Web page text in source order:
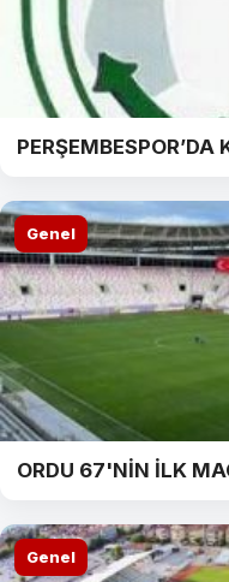
PERŞEMBESPOR’DA
Genel
ORDU 67'NİN İLK
Genel